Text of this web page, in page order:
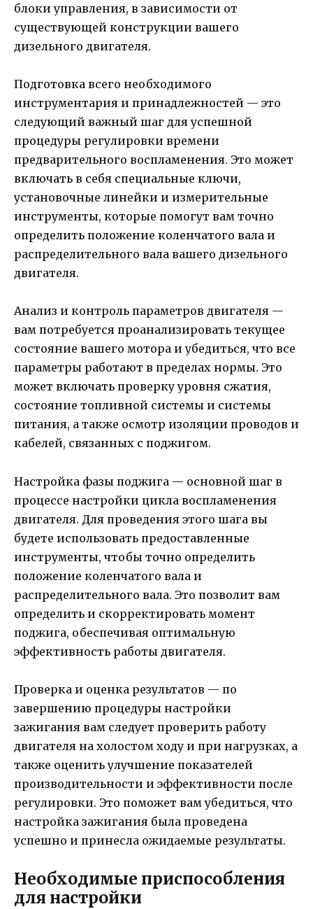
блоки управления, в зависимости от
существующей конструкции вашего
дизельного двигателя.
Подготовка всего необходимого
инструментария и принадлежностей — это
следующий важный шаг для успешной
процедуры регулировки времени
предварительного воспламенения. Это может
включать в себя специальные ключи,
установочные линейки и измерительные
инструменты, которые помогут вам точно
определить положение коленчатого вала и
распределительного вала вашего дизельного
двигателя.
Анализ и контроль параметров двигателя —
вам потребуется проанализировать текущее
состояние вашего мотора и убедиться, что все
параметры работают в пределах нормы. Это
может включать проверку уровня сжатия,
состояние топливной системы и системы
питания, а также осмотр изоляции проводов и
кабелей, связанных с поджигом.
Настройка фазы поджига — основной шаг в
процессе настройки цикла воспламенения
двигателя. Для проведения этого шага вы
будете использовать предоставленные
инструменты, чтобы точно определить
положение коленчатого вала и
распределительного вала. Это позволит вам
определить и скорректировать момент
поджига, обеспечивая оптимальную
эффективность работы двигателя.
Проверка и оценка результатов — по
завершению процедуры настройки
зажигания вам следует проверить работу
двигателя на холостом ходу и при нагрузках, а
также оценить улучшение показателей
производительности и эффективности после
регулировки. Это поможет вам убедиться, что
настройка зажигания была проведена
успешно и принесла ожидаемые результаты.
Необходимые приспособления
для настройки